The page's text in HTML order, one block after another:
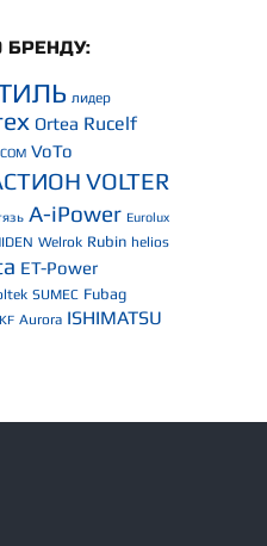
БРЕНДУ:
лидер
Ortea Rucelf
VoTo
VOLTER
A-iPower Eurolux
Welrok Rubin helios
ET-Power
SUMEC Fubag
Aurora ISHIMATSU